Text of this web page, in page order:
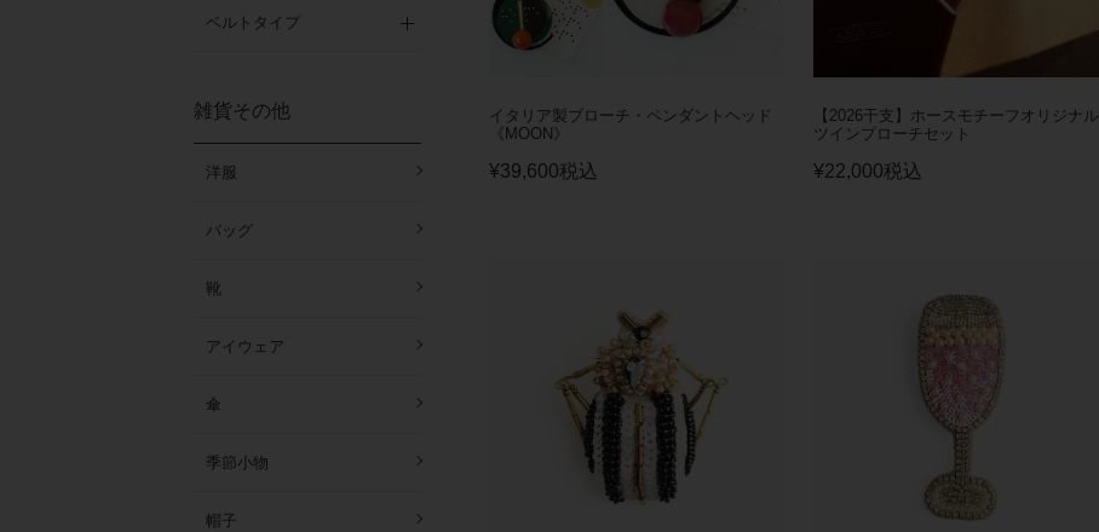
ベルトタイプ
雑貨その他
洋服
バッグ
靴
アイウェア
傘
季節小物
帽子
イタリア製ブローチ・ペンダントヘッド
《MOON》
¥39,600税込
【2026干支】ホースモチーフオリジナル
ツインブローチセット
¥22,000税込